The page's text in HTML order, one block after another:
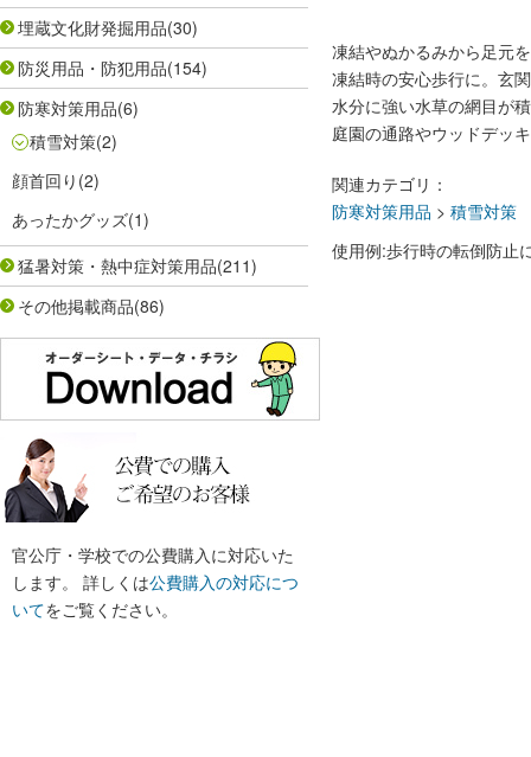
埋蔵文化財発掘用品(30)
防災用品・防犯用品(154)
防寒対策用品(6)
積雪対策(2)
顔首回り (2)
あったかグッズ(1)
猛暑対策・熱中症対策用品(211)
その他掲載商品(86)
官公庁・学校での公費購入に対応いた
します。 詳しくは公費購入の対応につ
いてをご覧ください。
凍結やぬかるみから足元
凍結時の安心歩行に。玄
水分に強い水草の網目が
庭園の通路やウッドデッ
関連カテゴリ：
防寒対策用品 > 積雪対策
使用例:歩行時の転倒防止